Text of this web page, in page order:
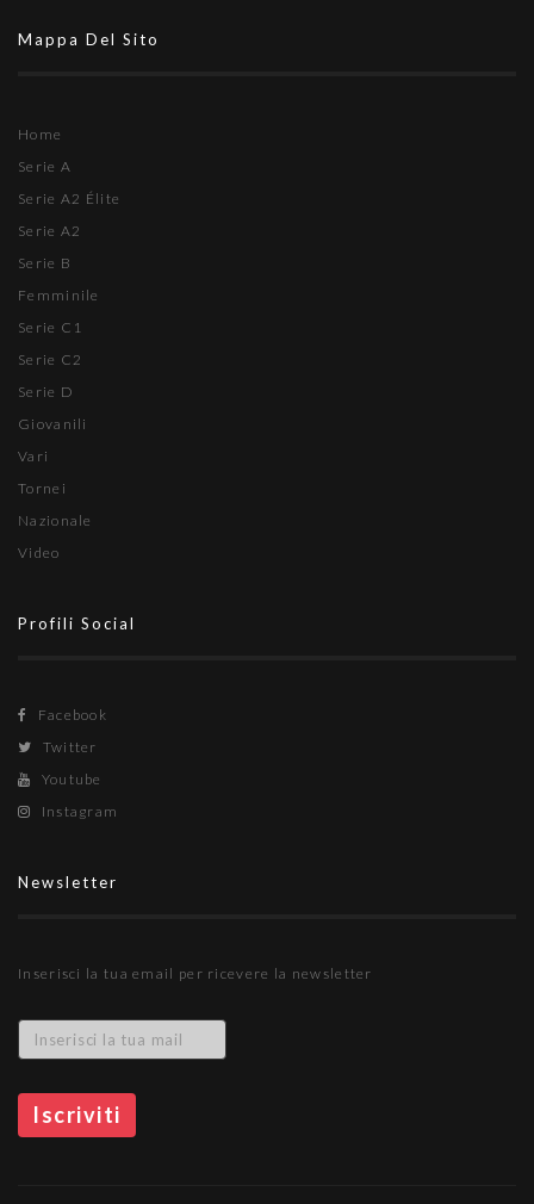
Mappa Del Sito
Home
Serie A
Serie A2 Élite
Serie A2
Serie B
Femminile
Serie C1
Serie C2
Serie D
Giovanili
Vari
Tornei
Nazionale
Video
Profili Social
Facebook
Twitter
Youtube
Instagram
Newsletter
Inserisci la tua email per ricevere la newsletter